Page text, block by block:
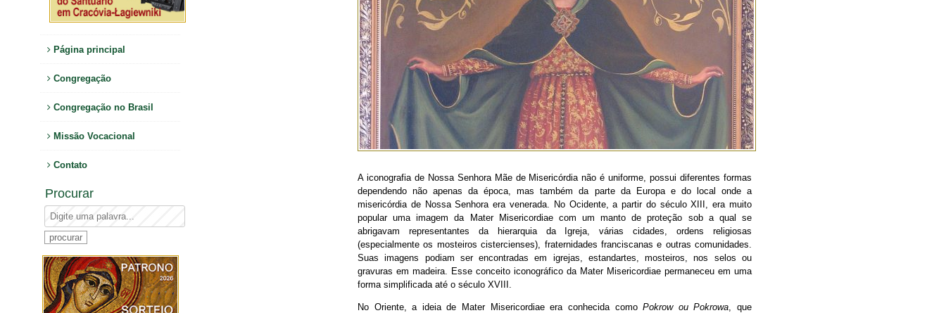
Página principal
Congregação
Congregação no Brasil
Missão Vocacional
Contato
Procurar
A iconografia de Nossa Senhora Mãe de Misericórdia não é uniforme, possui diferentes formas
dependendo não apenas da época, mas também da parte da Europa e do local onde a
misericórdia de Nossa Senhora era venerada. No Ocidente, a partir do século XIII, era muito
popular uma imagem da Mater Misericordiae com um manto de proteção sob a qual se
abrigavam representantes da hierarquia da Igreja, várias cidades, ordens religiosas
(especialmente os mosteiros cistercienses), fraternidades franciscanas e outras comunidades.
Suas imagens podiam ser encontradas em igrejas, estandartes, mosteiros, nos selos ou
gravuras em madeira. Esse conceito iconográfico da Mater Misericordiae permaneceu em uma
forma simplificada até o século XVIII.
No Oriente, a ideia de Mater Misericordiae era conhecida comoPokrow ou Pokrowa, que